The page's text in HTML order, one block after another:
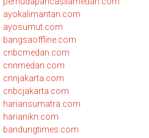
ayokalimantan.com
ayosumut.com
bangsaoffline.com
cnbcmedan.com
cnnmedan.com
cnnjakarta.com
cnbcjakarta.com
hariansumatra.com
harianikn.com
bandungtimes.com